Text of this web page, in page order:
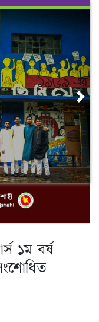
১ম বর্ষ